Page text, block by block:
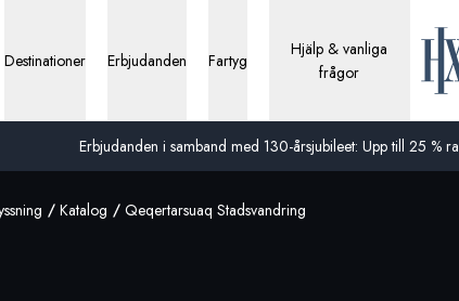
Erbjudanden i samband med 130-årsjubileet: Upp till 25 %
Destinationer Erbjudanden Fartyg
Hjälp & vanliga
frågor
Katalog Qeqertarsuaq Stadsvandring